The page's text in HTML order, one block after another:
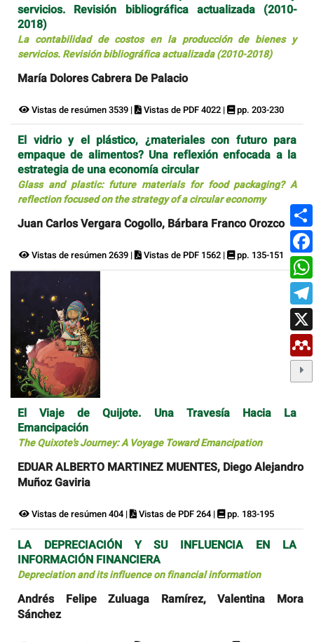
servicios. Revisión bibliográfica actualizada (2010-
2018)
La contabilidad de costos en la producción de bienes y
servicios. Revisión bibliográfica actualizada (2010-2018)
María Dolores Cabrera De Palacio
Vistas de resúmen 3539 | Vistas de PDF 4022 | pp. 203-230
El vidrio y el plástico, ¿materiales con futuro para
empaque de alimentos? Una reflexión enfocada a la
estrategia de una economía circular
Glass and plastic: future materials for food packaging? A
reflection focused on the strategy of a circular economy
Juan Carlos Vergara Cogollo, Bárbara Franco Orozco
Vistas de resúmen 2639 | Vistas de PDF 1562 | pp. 135-151
El Viaje de Quijote. Una Travesía Hacia La
Emancipación
The Quixote's Journey: A Voyage Toward Emancipation
EDUAR ALBERTO MARTINEZ MUENTES, Diego Alejandro
Muñoz Gaviria
Vistas de resúmen 404 | Vistas de PDF 264 | pp. 183-195
LA DEPRECIACIÓN Y SU INFLUENCIA EN LA
INFORMACIÓN FINANCIERA
Depreciation and its influence on financial information
Andrés Felipe Zuluaga Ramírez, Valentina Mora
Sánchez